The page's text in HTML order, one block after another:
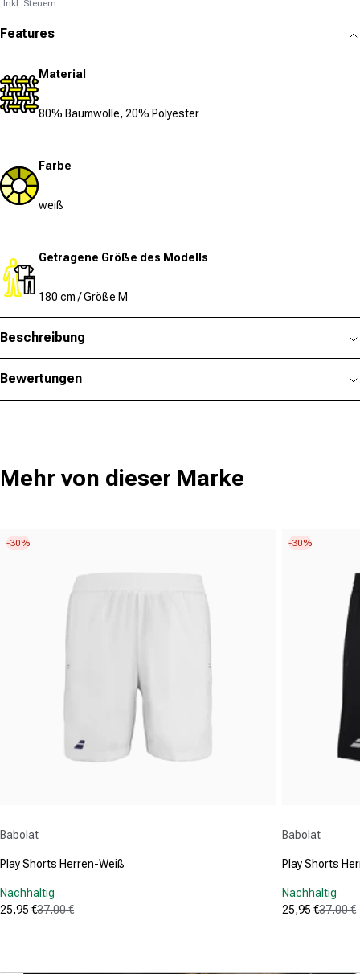
Inkl. Steuern.
Features
Material
80% Baumwolle, 20% Polyester
Farbe
weiß
Getragene Größe des Modells
180 cm / Größe M
Beschreibung
Bewertungen
Mehr von dieser Marke
-30%
Babolat
Play Shorts Herren-Weiß
Nachhaltig
Verkaufspreis
25,95 €
Normaler Preis
37,00 €
-30%
Babolat
Play Shorts
Nachhaltig
25,95 €
Normaler
37,00 €